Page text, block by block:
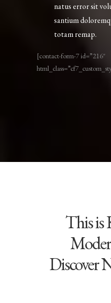
natus error sit
santium
totam remap.
[contact-form-7 id=”216″
This is
Discover